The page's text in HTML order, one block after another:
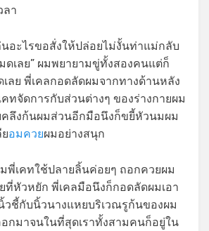
ลา
นอะไรขอสั่งให้ปล่อยไม่งั้นท่าแม่กลับ
เลย” ผมพยายามขู่ทั้งสองคนแต่ก็
ลย พี่เคลกอดลัดผมจากทางด้านหลัง
ทจัดการกับส่วนต่างๆ ของร่างกายผม
คลึงก้นผมส่วนอีกมือนึงก็ขยี้หัวนมผม
อมควยผมอย่างสนุก
พี่เคทใช้ปลายลิ้นค่อยๆ ถอกควยผม
ที่หัวหยัก พี่เคลมือนึงก็กอดลัดผมเอา
ชี้กับนิ้วนางแหยบริเวณรูก้นของผม
กมาจนในที่สุดเราทั้งสามคนก็อยู่ใน